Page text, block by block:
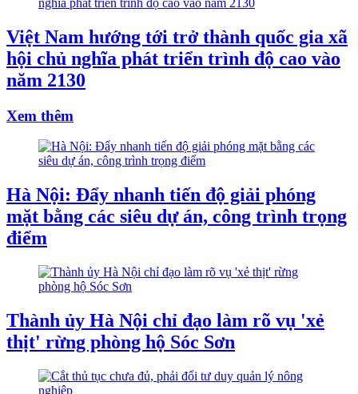
Việt Nam hướng tới trở thành quốc gia xã
hội chủ nghĩa phát triển trình độ cao vào
năm 2130
Xem thêm
Hà Nội: Đẩy nhanh tiến độ giải phóng
mặt bằng các siêu dự án, công trình trọng
điểm
Thành ủy Hà Nội chỉ đạo làm rõ vụ 'xẻ
thịt' rừng phòng hộ Sóc Sơn